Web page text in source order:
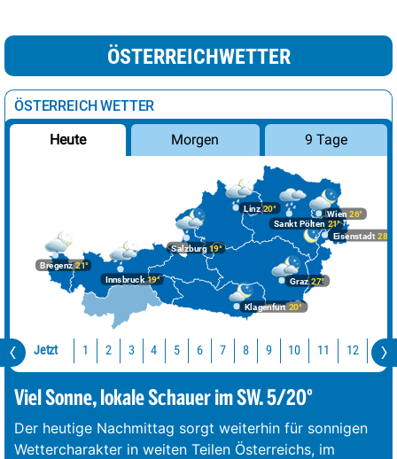
ÖSTERREICHWETTER
ÖSTERREICH WETTER
Heute Morgen 9 Tage
Bregenz21°
Graz27°
Innsbruck19°
Klagenfurt 20°
Linz20°
Salzburg19°
Wien 26°
Eisenstadt 28°
Sankt Pölten 21°
Jetzt 1 2 3 4 5 6 7 8 9 10 11 12 13
Viel Sonne, lokale Schauer im SW. 5/20°
Der heutige Nachmittag sorgt weiterhin für sonnigen
Wettercharakter in weiten Teilen Österreichs, im